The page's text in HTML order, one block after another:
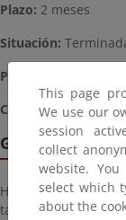
Plazo: 2 meses
Situación:
Presupuesto
Coordenadas:
Galería de
Haga click sobre
tamaño completo:
This page
We use our
session
collect
website.
select which
about the